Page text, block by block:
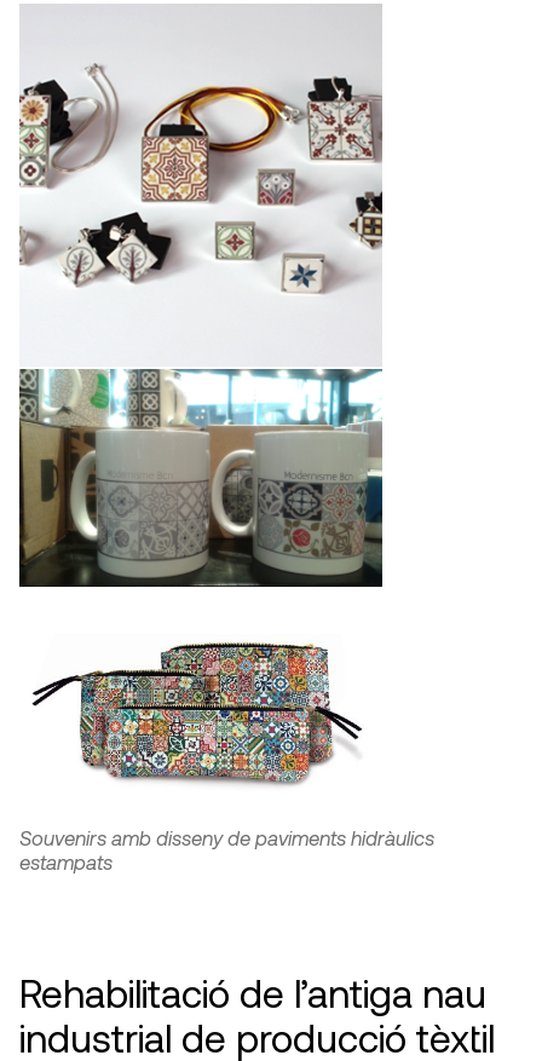
Souvenirs amb disseny de paviments hidràulics
estampats
Rehabilitació de l’antiga nau
industrial de producció tèxtil